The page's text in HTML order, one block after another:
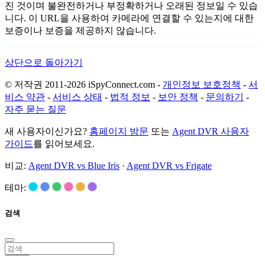
진 것이며 불완전하거나 부정확하거나 오래된 정보일 수 있습
니다. 이 URL을 사용하여 카메라에 연결할 수 있는지에 대한
보증이나 보증을 제공하지 않습니다.
상단으로 돌아가기
© 저작권 2011-2026 iSpyConnect.com - 개인정보 보호정책 - 서
비스 약관 - 서비스 상태 - 법적 정보 - 보안 정책 - 문의하기
-
자주 묻는 질문
새 사용자이신가요? 홈페이지 방문 또는 Agent DVR 사용자
가이드를 읽어보세요.
비교: Agent DVR vs Blue Iris · Agent DVR vs Frigate
테마:
검색